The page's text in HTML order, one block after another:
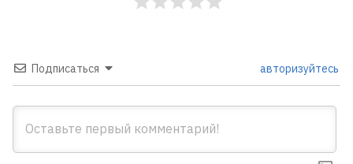
Подписаться авторизуйтесь